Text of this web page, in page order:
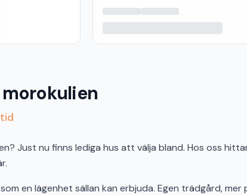
Just nu finns lediga hus att välja bland. Hos oss
en lägenhet sällan kan erbjuda. Egen trädgård, mer